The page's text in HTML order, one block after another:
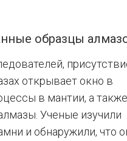
образцы
открывает окно в
в мантии, а
Ученые изучили
и обнаружили, что